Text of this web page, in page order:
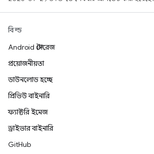
বিল্ড
Android স্টোরেজ
প্রয়োজনীয়তা
ডাউনলোড হচ্ছে
প্রিভিউ বাইনারি
ফ্যাক্টরি ইমেজ
ড্রাইভার বাইনারি
GitHub